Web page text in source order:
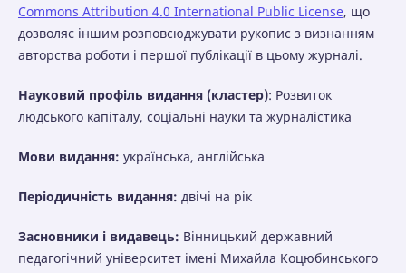
Commons Attribution 4.0 International Public License, що
дозволяє іншим розповсюджувати рукопис з визнанням
авторства роботи і першої публікації в цьому журналі.
Науковий профіль видання (кластер): Розвиток
людського капіталу, соціальні науки та журналістика
Мови видання: українська, англійська
Періодичність видання: двічі на рік
Засновники і видавець: Вінницький державний
педагогічний університет імені Михайла Коцюбинського